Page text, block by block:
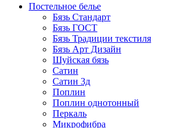
Постельное белье
Бязь Стандарт
Бязь ГОСТ
Бязь Традиции текстиля
Бязь Арт Дизайн
Шуйская бязь
Сатин
Сатин 3д
Поплин
Поплин однотонный
Перкаль
Микрофибра